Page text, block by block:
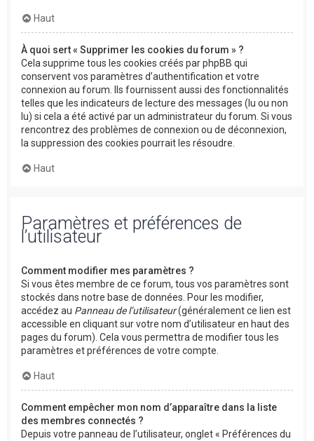
Haut
À quoi sert « Supprimer les cookies du forum » ?
Cela supprime tous les cookies créés par phpBB qui
conservent vos paramètres d’authentification et votre
connexion au forum. Ils fournissent aussi des fonctionnalités
telles que les indicateurs de lecture des messages (lu ou non
lu) si cela a été activé par un administrateur du forum. Si vous
rencontrez des problèmes de connexion ou de déconnexion,
la suppression des cookies pourrait les résoudre.
Haut
Paramètres et préférences de
l’utilisateur
Comment modifier mes paramètres ?
Si vous êtes membre de ce forum, tous vos paramètres sont
stockés dans notre base de données. Pour les modifier,
accédez au Panneau de l’utilisateur(généralement ce lien est
accessible en cliquant sur votre nom d’utilisateur en haut des
pages du forum). Cela vous permettra de modifier tous les
paramètres et préférences de votre compte.
Haut
Comment empêcher mon nom d’apparaître dans la liste
des membres connectés ?
Depuis votre panneau de l’utilisateur, onglet « Préférences du